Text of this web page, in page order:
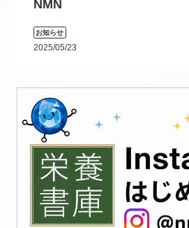
NMN
お知らせ
2025/05/23